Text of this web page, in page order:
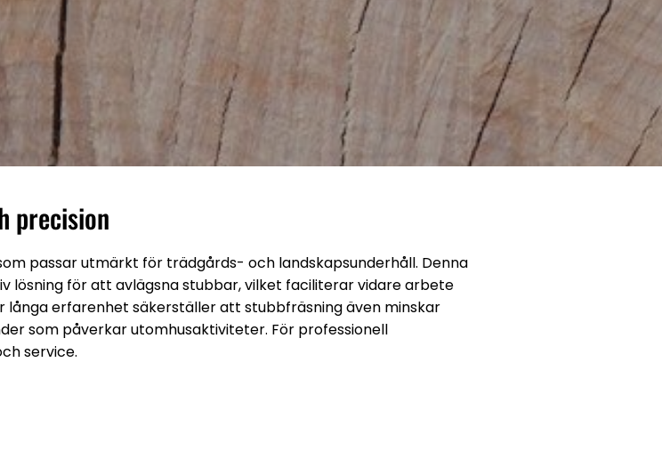
precision
passar utmärkt för trädgårds- och landskapsunderhåll. Denna
lösning för att avlägsna stubbar, vilket faciliterar vidare arbete
långa erfarenhet säkerställer att stubbfräsning även minskar
som påverkar utomhusaktiviteter. För professionell
service.